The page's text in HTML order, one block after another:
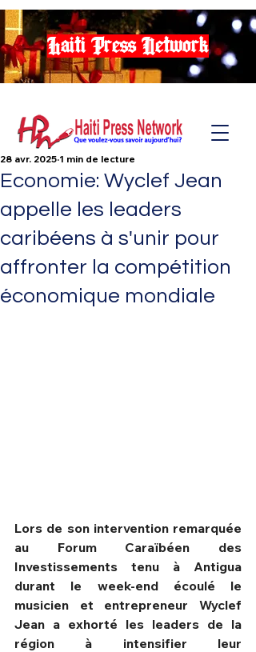
Haiti Press Network
HPN Live
Economie: Wyclef Jean
appelle les leaders
caribéens à s'unir pour
affronter la compétition
économique mondiale
28 avr. 2025 1 min de lecture
Lors de son intervention remarquée
au Forum Caraïbéen des
Investissements tenu à Antigua
durant le week-end écoulé le
musicien et entrepreneur Wyclef
Jean a exhorté les leaders de la
région à intensifier leur